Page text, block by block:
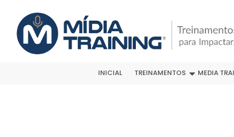
INICIAL TREINAMENTOS MEDIA